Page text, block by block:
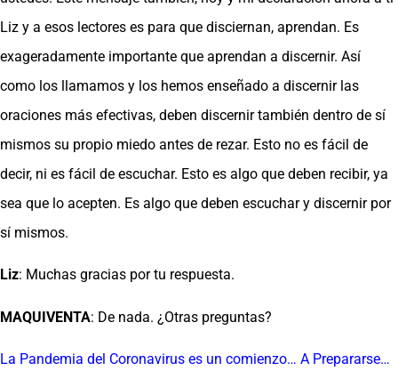
Liz y a esos lectores es para que disciernan, aprendan. Es
exageradamente importante que aprendan a discernir. Así
como los llamamos y los hemos enseñado a discernir las
oraciones más efectivas, deben discernir también dentro de sí
mismos su propio miedo antes de rezar. Esto no es fácil de
decir, ni es fácil de escuchar. Esto es algo que deben recibir, ya
sea que lo acepten. Es algo que deben escuchar y discernir por
sí mismos.
Liz: Muchas gracias por tu respuesta.
MAQUIVENTA: De nada. ¿Otras preguntas?
La Pandemia del Coronavirus es un comienzo… A Prepararse…